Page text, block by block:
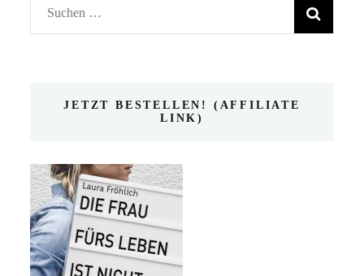
Suchen
nach:
JETZT BESTELLEN! (AFFILIATE
LINK)